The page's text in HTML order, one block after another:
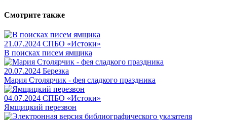
Смотрите также
21.07.2024 СПБО «Истоки»
В поисках писем ямщика
20.07.2024 Березка
Мария Столярчик - фея сладкого праздника
04.07.2024 СПБО «Истоки»
Ямщицкий перезвон